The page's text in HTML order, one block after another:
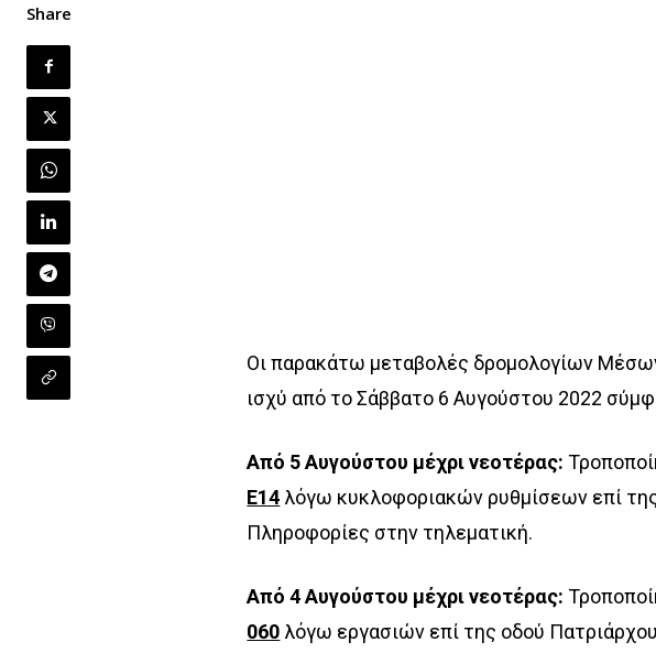
Share
Οι παρακάτω μεταβολές δρομολογίων
ισχύ από το Σάββατο 6 Αυγούστου 2022
Από 5 Αυγούστου μέχρι νεοτέρας:
Ε14 λόγω κυκλοφοριακών ρυθμίσεων επί
Πληροφορίες στην τηλεματική.
Από 4 Αυγούστου μέχρι νεοτέρας:
060 λόγω εργασιών επί της οδού